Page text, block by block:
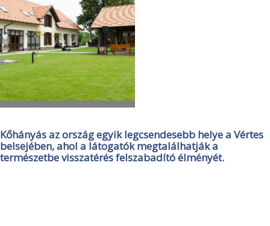
Kőhányás az ország egyik legcsendesebb helye a Vértes
belsejében, ahol a látogatók megtalálhatják a
természetbe visszatérés felszabadító élményét.